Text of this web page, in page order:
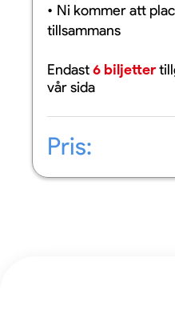
Ni kommer att
tillsammans
Endast6 biljetter
vår sida
Pris: